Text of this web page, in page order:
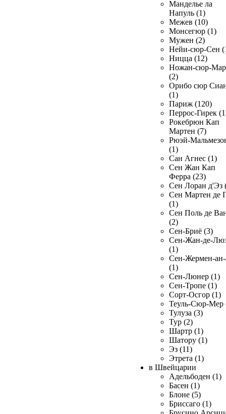
Манделье ла
Напуль (1)
Межев (10)
Монсегюр (1)
Мужен (2)
Нейи-сюр-Сен
Ницца (12)
Ножан-сюр-
(2)
Орибо сюр
(1)
Париж (120)
Перрос-Гирек
Рокебрюн Кап
Мартен (7)
Рюэй-
(1)
Сан Агнес (1)
Сен Жан Кап
Ферра (23)
Сен Лоран д'Эз
Сен Мартен де
(1)
Сен Поль де
(2)
Сен-Бриё (3)
Сен-Жан-де-
(1)
Сен-Жермен-
(1)
Сен-Люнер (1)
Сен-Тропе (1)
Сорт-Осгор (1)
Теуль-Сюр-Мер
Тулуза (3)
Тур (2)
Шартр (1)
Шатору (1)
Эз (11)
Этрета (1)
в Швейцарии
Адельбоден (1)
Басен (1)
Блоне (5)
Бриссаго (1)